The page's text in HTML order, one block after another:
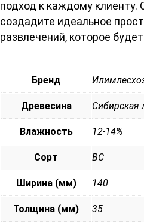
подход к каждому клиенту.
создадите идеальное
развлечений, которое
Бренд
Древесина Сибирская
Влажность 12-14%
Сорт ВС
Ширина (мм) 140
Толщина (мм) 35